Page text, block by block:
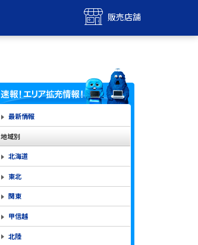
販売店舗
UQ WiMAX
販売店舗
最新情報
地域別
北海道
東北
関東
甲信越
北陸